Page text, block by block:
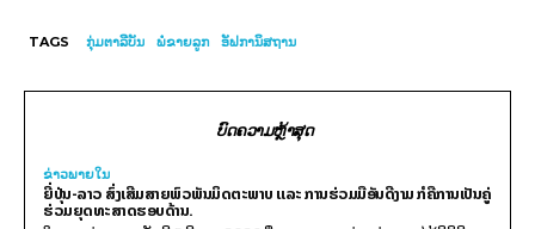
TAGS ກຸ່ມຕາລີບັນ ພໍ່ຂາຍລູກ ອັຟການິສຖານ
ບົດຄວາມຫຼ້າສຸດ
ຂ່າວພາຍ​ໃນ
ຍີ່ປຸ່ນ-ລາວ ສົ່ງເສີມສາຍພົວພັນມິດຕະພາບ ແລະ ການຮ່ວມມືອັນດີງາມ ກໍຄືການເປັນຄູ່
ຮ່ວມຍຸດທະສາດຮອບດ້ານ.